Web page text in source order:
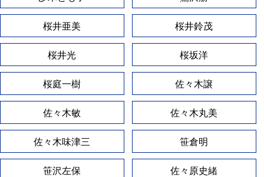
桜井亜美 桜井鈴茂
桜井光 桜坂洋
桜庭一樹 佐々木譲
佐々木敏 佐々木丸美
佐々木味津三 笹倉明
笹沢左保 佐々原史緒